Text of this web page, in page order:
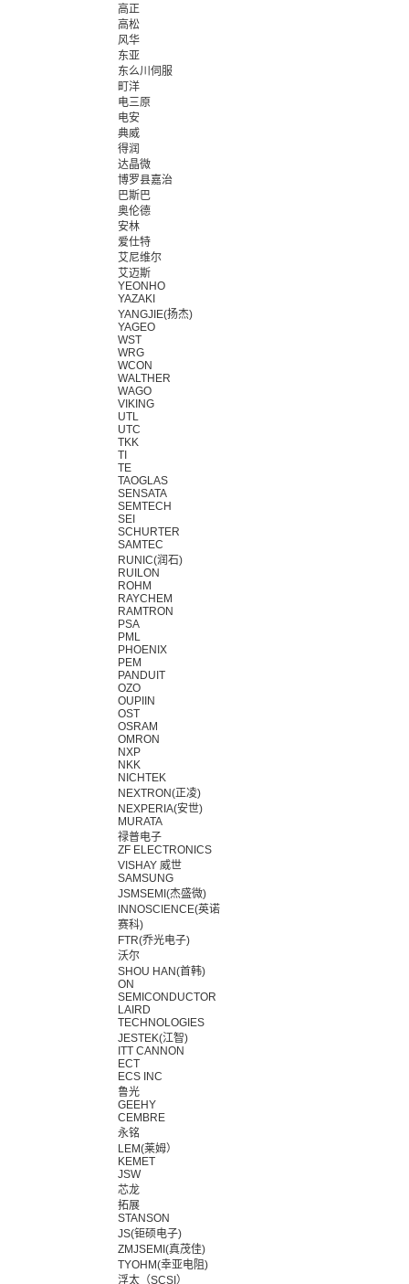
高正
高松
风华
东亚
东么川伺服
町洋
电三原
电安
典威
得润
达晶微
博罗县嘉治
巴斯巴
奥伦德
安林
爱仕特
艾尼维尔
艾迈斯
YEONHO
YAZAKI
YANGJIE(扬杰)
YAGEO
WST
WRG
WCON
WALTHER
WAGO
VIKING
UTL
UTC
TKK
TI
TE
TAOGLAS
SENSATA
SEMTECH
SEI
SCHURTER
SAMTEC
RUNIC(润石)
RUILON
ROHM
RAYCHEM
RAMTRON
PSA
PML
PHOENIX
PEM
PANDUIT
OZO
OUPIIN
OST
OSRAM
OMRON
NXP
NKK
NICHTEK
NEXTRON(正凌)
NEXPERIA(安世)
MURATA
禄普电子
ZF ELECTRONICS
VISHAY 威世
SAMSUNG
JSMSEMI(杰盛微)
INNOSCIENCE(英诺
赛科)
FTR(乔光电子)
沃尔
SHOU HAN(首韩)
ON
SEMICONDUCTOR
LAIRD
TECHNOLOGIES
JESTEK(江智)
ITT CANNON
ECT
ECS INC
鲁光
GEEHY
CEMBRE
永铭
LEM(莱姆）
KEMET
JSW
芯龙
拓展
STANSON
JS(钜硕电子)
ZMJSEMI(真茂佳)
TYOHM(幸亚电阻)
浮太（SCSI）